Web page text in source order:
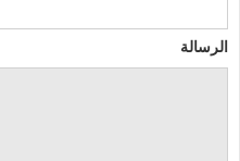
الرسالة